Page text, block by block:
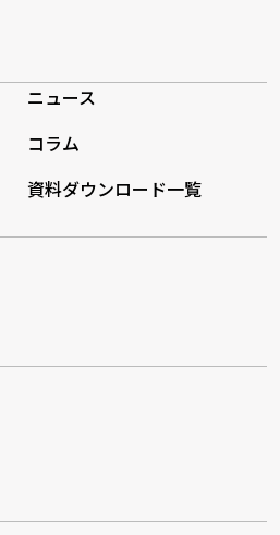
ニュース
コラム
資料ダウンロード一覧